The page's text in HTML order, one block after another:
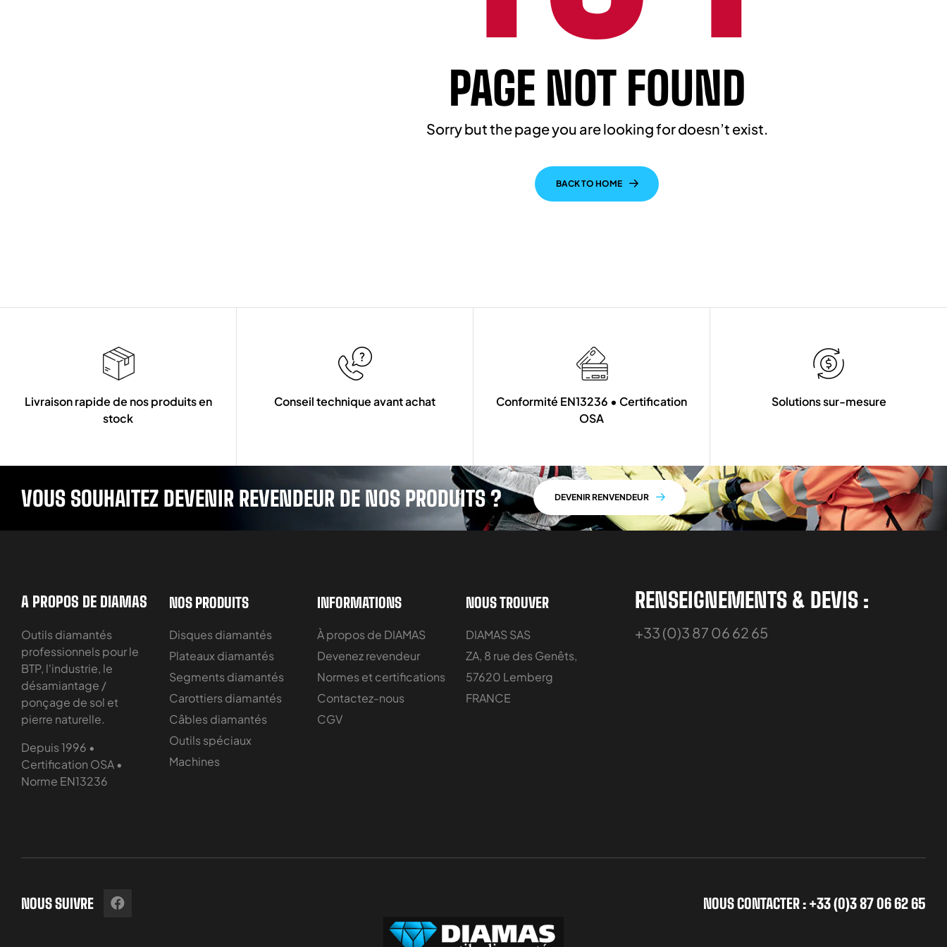
PAGE NOT FOUND
Sorry but the page you are looking for doesn’t exist.
BACK TO HOME
Livraison rapide de nos produits en
stock
Conseil technique avant achat
Conformité EN13236 • Certification
OSA
Solutions sur-mesure
VOUS SOUHAITEZ DEVENIR REVENDEUR DE NOS PRODUITS ? DEVENIR RENVENDEUR
A PROPOS DE DIAMAS
Outils diamantés
professionnels pour le
BTP, l'industrie, le
désamiantage /
ponçage de sol et
pierre naturelle.
Depuis 1996 •
Certification OSA •
Norme EN13236
NOS PRODUITS
Disques diamantés
Plateaux diamantés
Segments diamantés
Carottiers diamantés
Câbles diamantés
Outils spéciaux
Machines
INFORMATIONS
À propos de DIAMAS
Devenez revendeur
Normes et certifications
Contactez-nous
CGV
NOUS TROUVER
DIAMAS SAS
ZA, 8 rue des Genêts,
57620 Lemberg
FRANCE
RENSEIGNEMENTS & DEVIS :
+33 (0)3 87 06 62 65
NOUS SUIVRE NOUS CONTACTER : +33 (0)3 87 06 62 65